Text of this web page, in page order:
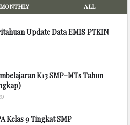
MONTHLY ALL
Update Data EMIS PTKIN
K13 SMP-MTs Tahun
Kelas 9 Tingkat SMP